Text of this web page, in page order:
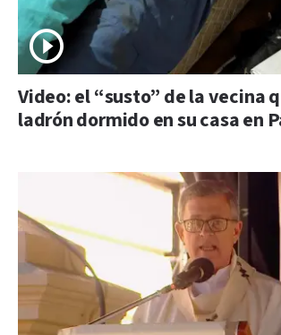
Video: el “susto” de la vecina
ladrón dormido en su casa en